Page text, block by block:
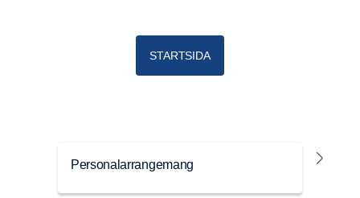
STARTSIDA
Personalarrangemang